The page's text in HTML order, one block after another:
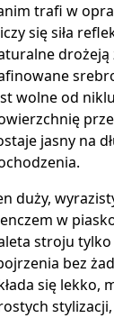
trafi w
się siła
drożeją
wolne od
jasny na
duży,
w
stroju tylko
bez
się lekko,